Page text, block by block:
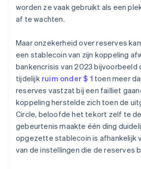
worden ze vaak gebruikt als een
af te wachten.
Maar onzekerheid over reserves
een stablecoin van zijn koppeling
bankencrisis van 2023 bijvoorbeeld
tijdelijk ruim onder $ 1 toen meer
reserves vastzat bij een failliet
koppeling herstelde zich toen de
Circle, beloofde het tekort zelf te
gebeurtenis maakte één ding
opgezette stablecoin is afhankelijk
van de instellingen die de reserves